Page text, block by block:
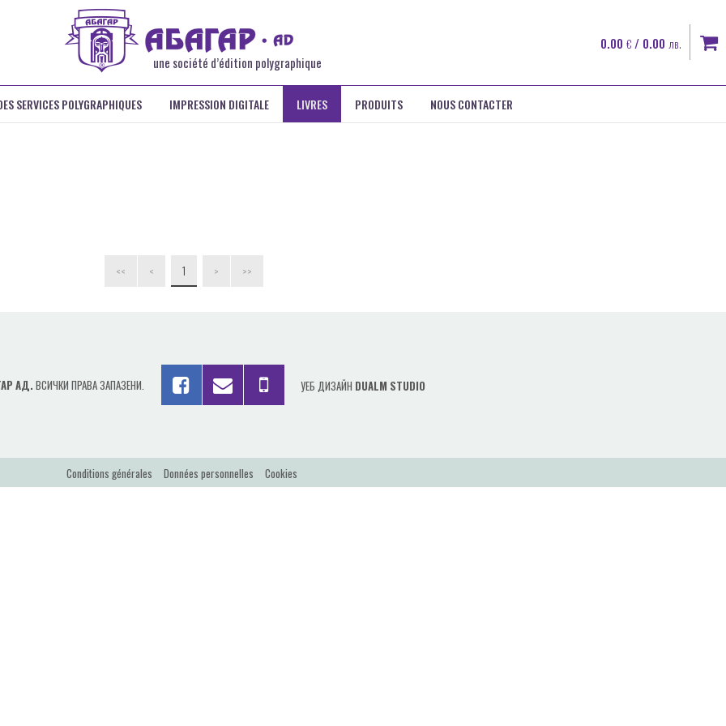
une société d’édition polygraphique
0.00 € / 0.00 лв.
SERVICES POLYGRAPHIQUES IMPRESSION DIGITALE LIVRES PRODUITS NOUS CONTACTER
<< < 1 > >>
АД.ВСИЧКИ ПРАВА ЗАПАЗЕНИ. УЕБ ДИЗАЙН DUALM STUDIO
Conditions générales Données personnelles Cookies